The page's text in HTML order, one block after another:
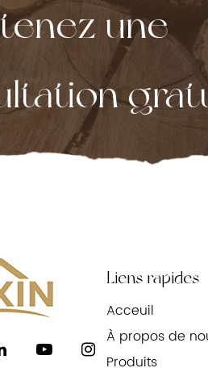
une
Liens rapides
Acceuil
À propos de
Produits